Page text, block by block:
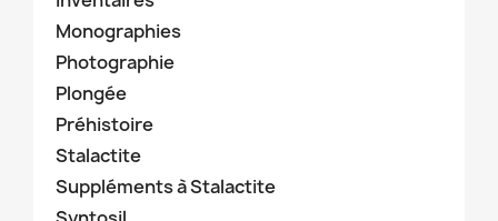
Monographies
Photographie
Plongée
Préhistoire
Stalactite
Suppléments à Stalactite